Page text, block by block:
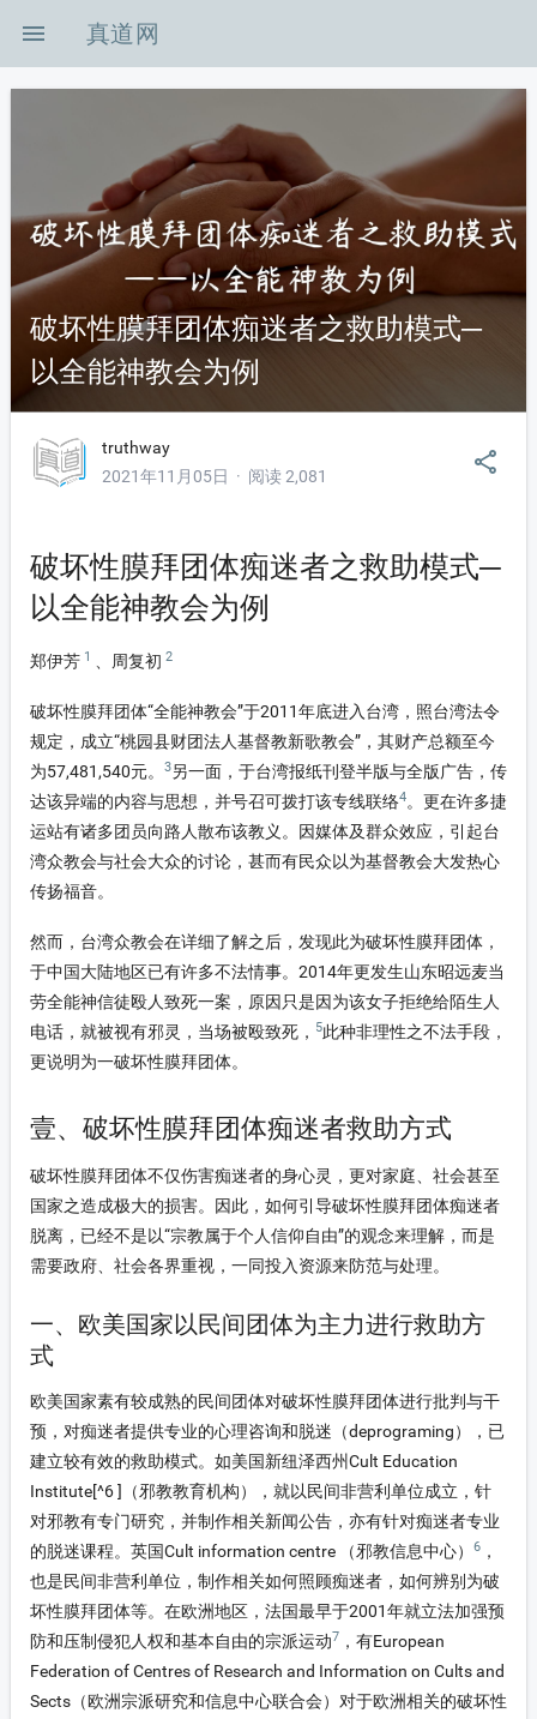
menu 真道网
shouye
zuixinzixun
xingshibianhu
KB
icon_lishi
4
fupinjiuzhu
破坏性膜拜团体痴迷者之救助模式─
以全能神教会为例
truthway
2021年11月05日 · 阅读 2,081
share
破坏性膜拜团体痴迷者之救助模式─
以全能神教会为例
郑伊芳 1 、周复初 2
破坏性膜拜团体“全能神教会”于2011年底进入台湾，照台湾法令
规定，成立“桃园县财团法人基督教新歌教会”，其财产总额至今
为57,481,540元。
3另一面，于台湾报纸刊登半版与全版广告，传
达该异端的内容与思想，并号召可拨打该专线联络4。更在许多捷
运站有诸多团员向路人散布该教义。因媒体及群众效应，引起台
湾众教会与社会大众的讨论，甚而有民众以为基督教会大发热心
传扬福音。
然而，台湾众教会在详细了解之后，发现此为破坏性膜拜团体，
于中国大陆地区已有许多不法情事。2014年更发生山东昭远麦当
劳全能神信徒殴人致死一案，原因只是因为该女子拒绝给陌生人
电话，就被视有邪灵，当场被殴致死， 5此种非理性之不法手段，
更说明为一破坏性膜拜团体。
壹、破坏性膜拜团体痴迷者救助方式
破坏性膜拜团体不仅伤害痴迷者的身心灵，更对家庭、社会甚至
国家之造成极大的损害。因此，如何引导破坏性膜拜团体痴迷者
脱离，已经不是以“宗教属于个人信仰自由”的观念来理解，而是
需要政府、社会各界重视，一同投入资源来防范与处理。
一、欧美国家以民间团体为主力进行救助方
式
欧美国家素有较成熟的民间团体对破坏性膜拜团体进行批判与干
预，对痴迷者提供专业的心理咨询和脱迷（deprograming），已
建立较有效的救助模式。如美国新纽泽西州Cult Education
Institute[^6 ] （邪教教育机构），就以民间非营利单位成立，针
对邪教有专门研究，并制作相关新闻公告，亦有针对痴迷者专业
的脱迷课程。英国Cult information centre （邪教信息中心）
6，
也是民间非营利单位，制作相关如何照顾痴迷者，如何辨别为破
坏性膜拜团体等。在欧洲地区，法国最早于2001年就立法加强预
防和压制侵犯人权和基本自由的宗派运动7，有European
Federation of Centres of Research and Information on Cults and
Sects（欧洲宗派研究和信息中心联合会）对于欧洲相关的破坏性